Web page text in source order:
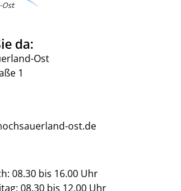
da:
Ost
1
ost.de
08.30 bis 16.00 Uhr
08.30 bis 12.00 Uhr